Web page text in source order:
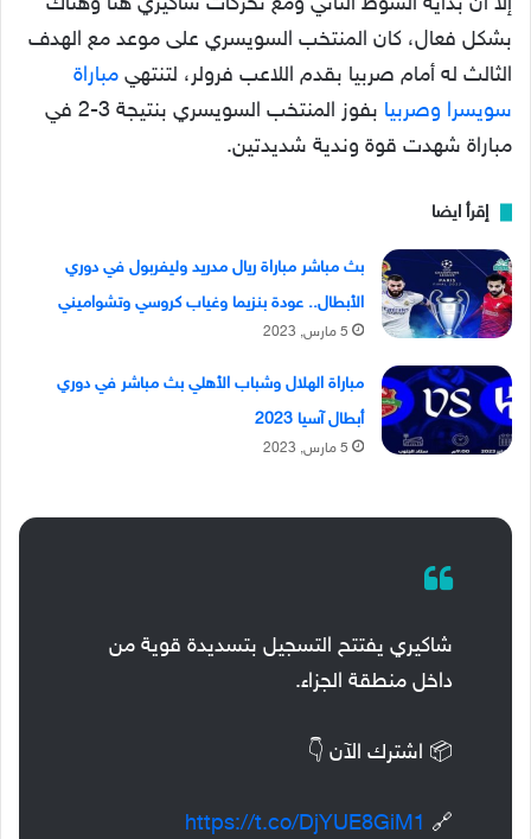
بشكل فعال، كان المنتخب السويسري على موعد مع الهدف
الثالث له أمام صربيا بقدم اللاعب فرولر، لتنتهي مباراة
سويسرا وصربيا
بفوز المنتخب السويسري بنتيجة 3-2 في
مباراة شهدت قوة وندية شديدتين.
إقرأ ايضا
بث مباشر مباراة ريال مدريد وليفربول في دوري
الأبطال.. عودة بنزيما وغياب كروسي وتشواميني
5 مارس, 2023
مباراة الهلال وشباب الأهلي بث مباشر في دوري
أبطال آسيا 2023
5 مارس, 2023
شاكيري يفتتح التسجيل بتسديدة قوية من
داخل منطقة الجزاء.
📦 اشترك الآن 👇
🔗
https://t.co/DjYUE8GiM1